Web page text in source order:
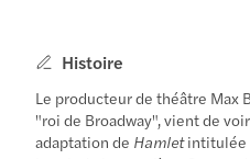
Histoire
Le producteur de théâtre Max
"roi de Broadway", vient de
adaptation de Hamletintitulée